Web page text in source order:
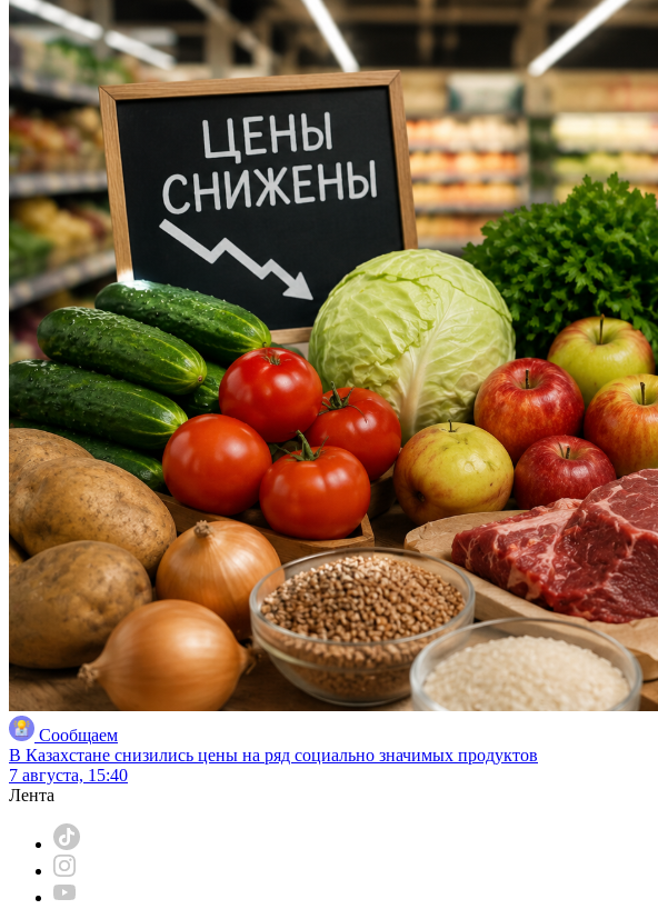
Сообщаем
В Казахстане снизились цены на ряд социально значимых продуктов
7 августа, 15:40
Лента